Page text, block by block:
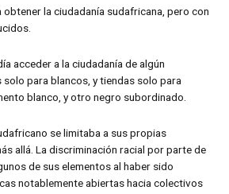
la ciudadanía sudafricana, pero con
acceder a la ciudadanía de algún
solo para blancos, y tiendas solo para
blanco, y otro negro subordinado.
se limitaba a sus propias
allá. La discriminación racial por parte de
de sus elementos al haber sido
notablemente abiertas hacia colectivos